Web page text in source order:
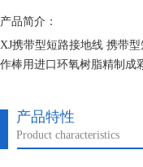
产品简介：
XJ携带型短路接地线 携带
作棒用进口环氧树脂精制成
产品特性
Product characteristics